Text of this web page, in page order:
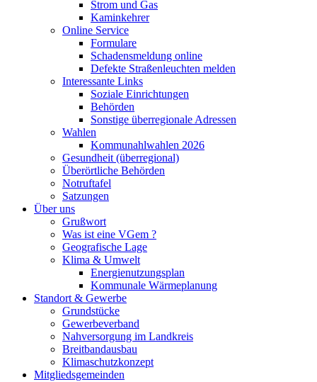
Strom und Gas
Kaminkehrer
Online Service
Formulare
Schadensmeldung online
Defekte Straßenleuchten melden
Interessante Links
Soziale Einrichtungen
Behörden
Sonstige überregionale Adressen
Wahlen
Kommunahlwahlen 2026
Gesundheit (überregional)
Überörtliche Behörden
Notruftafel
Satzungen
Über uns
Grußwort
Was ist eine VGem ?
Geografische Lage
Klima & Umwelt
Energienutzungsplan
Kommunale Wärmeplanung
Standort & Gewerbe
Grundstücke
Gewerbeverband
Nahversorgung im Landkreis
Breitbandausbau
Klimaschutzkonzept
Mitgliedsgemeinden